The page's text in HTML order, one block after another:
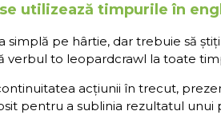
utilizează timpurile în
simplă pe hârtie, dar trebuie să
verbul to leopardcrawl la toate
acțiunii în trecut,
pentru a sublinia rezultatul unui